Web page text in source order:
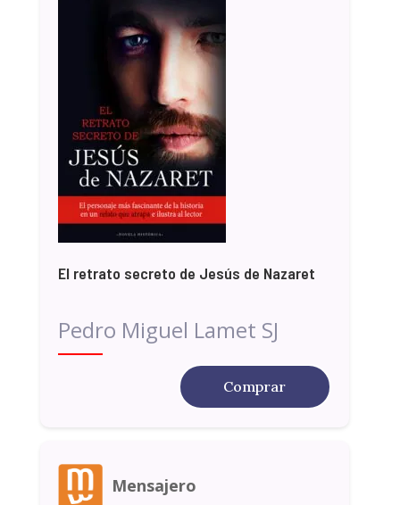
El retrato secreto de Jesús de Nazaret
Pedro Miguel Lamet SJ
Comprar
Mensajero